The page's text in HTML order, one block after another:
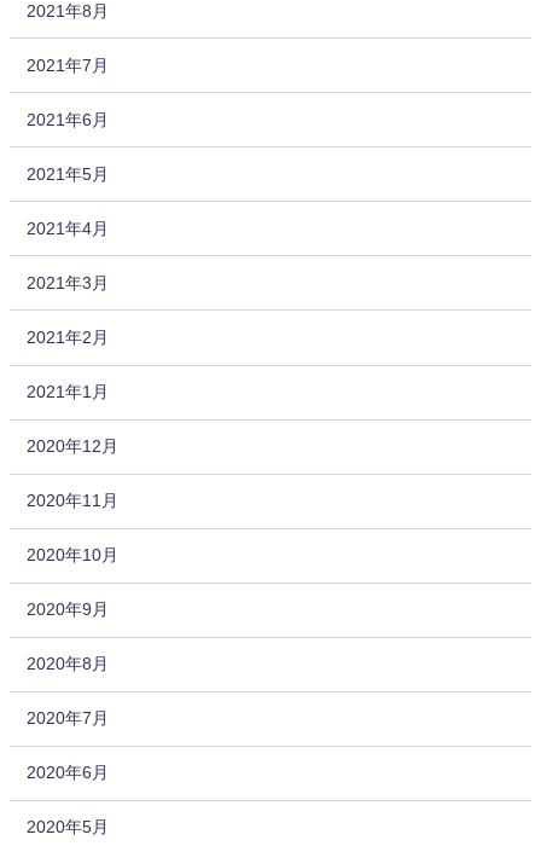
2021年8月
2021年7月
2021年6月
2021年5月
2021年4月
2021年3月
2021年2月
2021年1月
2020年12月
2020年11月
2020年10月
2020年9月
2020年8月
2020年7月
2020年6月
2020年5月